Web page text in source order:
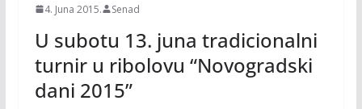
4. Juna 2015. Senad
U subotu 13. juna tradicionalni
turnir u ribolovu “Novogradski
dani 2015”